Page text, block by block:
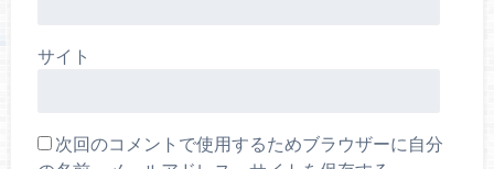
サイト
次回のコメントで使用するためブラウザーに自分